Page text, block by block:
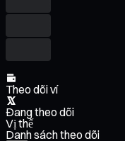
Theo dõi ví
Đang theo dõi
Vị thế
Danh sách theo dõi